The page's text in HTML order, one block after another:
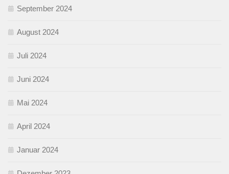
September 2024
August 2024
Juli 2024
Juni 2024
Mai 2024
April 2024
Januar 2024